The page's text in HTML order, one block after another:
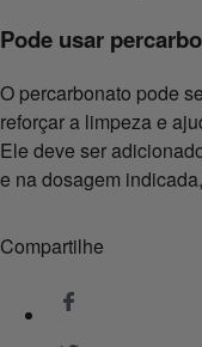
Pode usar
O percarbonato pode
reforçar a limpeza e
Ele deve ser
e na dosagem
Compartilhe